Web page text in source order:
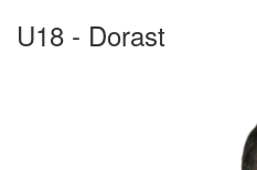
U18 - Dorast